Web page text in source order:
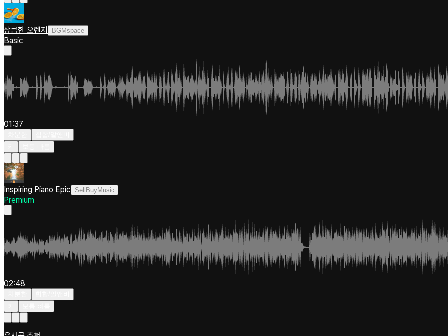
상큼한 오렌지 BGMspace
Basic
01:37
Inspiring Piano Epic SellBuyMusic
Premium
02:48